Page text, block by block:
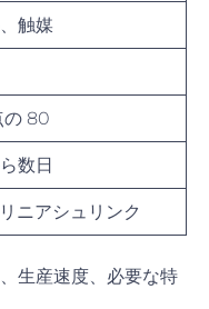
触媒
の 80
数日
ニアシュリンク
生産速度、必要な特